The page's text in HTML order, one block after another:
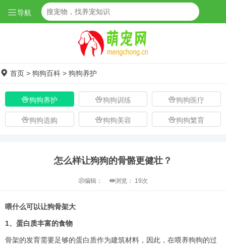
导航
首页 > 狗狗百科 > 狗狗养护
狗狗养护 狗狗训练 狗狗医疗
狗狗选购 狗狗美容 狗狗繁育
怎么样让狗狗的骨骼更健壮？
编辑： 浏览： 19次
喂什么可以让狗骨架大
1、蛋白质丰富的食物
骨架的发育需要足够的蛋白质作为建筑材料，因此，在喂养狗狗的过